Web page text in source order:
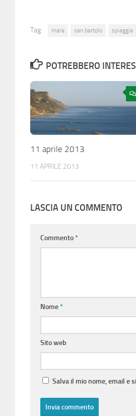
Tag: mare san bartolo spiaggia
POTREBBERO
11 aprile 2013
11 APRILE 2013
LASCIA UN COMMENTO
Commento*
Nome*
Sito web
Salva il mio nome, email e